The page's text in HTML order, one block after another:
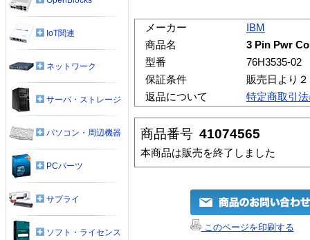
メーカー
IBM
商品名
3 Pin Pwr
型番
76H3535-02
保証条件
販売日より
返品について
特定商取引
商品番号 41074565
本商品は販売を終了しました
このページを印刷する
IoT関連
ネットワーク
サーバ・ストレージ
パソコン・周辺機器
PCパーツ
サプライ
ソフト・ライセンス